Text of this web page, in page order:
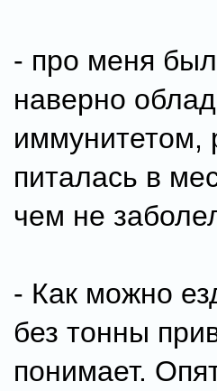
- про меня
наверно
питалась в
чем не
- Как можно
без тонны
понимает.